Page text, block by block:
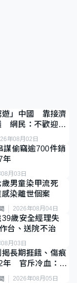
遊」中國 靠接濟
網民：不歡迎劣
年08月02日
謀偷竊逾700件銷
年
月03日
男童染甲流死
染離世個案
2026年08月04日
歲安全經理失
台、送院不治
月03日
長期捱餓、傷痕
年 官斥冷血：同
2026年08月05日